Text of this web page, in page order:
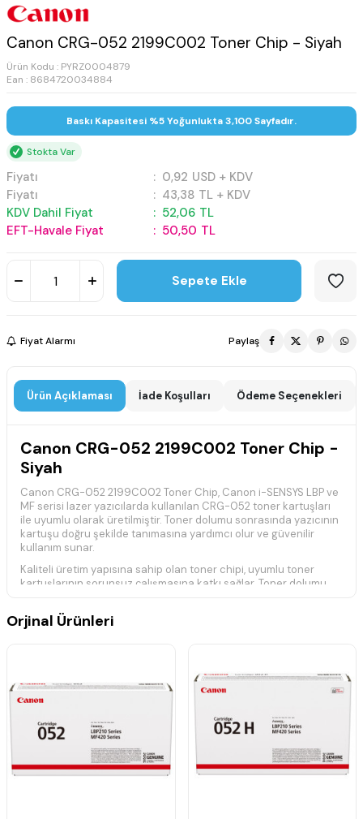
Canon CRG-052 2199C002 Toner Chip - Siyah
Ürün Kodu : PYRZ0004879
Ean : 8684720034884
Baskı Kapasitesi %5 Yoğunlukta 3,100 Sayfadır.
Stokta Var
Fiyatı : 0,92 USD + KDV
Fiyatı
: 43,38 TL + KDV
KDV Dahil Fiyat
: 52,06 TL
EFT-Havale Fiyat
: 50,50 TL
Sepete Ekle
Fiyat Alarmı Paylaş
Ürün Açıklaması İade Koşulları Ödeme Seçenekleri
Canon CRG-052 2199C002 Toner Chip -
Siyah
Canon CRG-052 2199C002 Toner Chip, Canon i-SENSYS LBP ve
MF serisi lazer yazıcılarda kullanılan CRG-052 toner kartuşları
ile uyumlu olarak üretilmiştir. Toner dolumu sonrasında yazıcının
kartuşu doğru şekilde tanımasına yardımcı olur ve güvenilir
kullanım sunar.
Kaliteli üretim yapısına sahip olan toner chipi, uyumlu toner
kartuşlarının sorunsuz çalışmasına katkı sağlar. Toner dolumu
parçadır.
Ürün Özellikleri
Ürün Kodu: 2199C002
Renk: Siyah
Uyumlu Seri: Canon i-SENSYS LBP / Canon i-SENSYS MF Serisi
Uyumlu Yazıcı Modelleri
Canon i-SENSYS LBP-212dw
Orjinal Ürünleri